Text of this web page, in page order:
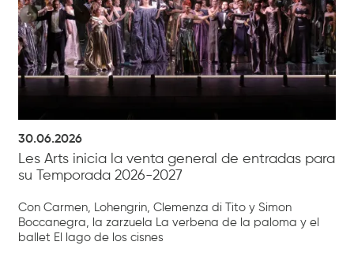
30.06.2026
Les Arts inicia la venta general de entradas para
su Temporada 2026-2027
Con Carmen, Lohengrin, Clemenza di Tito y Simon
Boccanegra, la zarzuela La verbena de la paloma y el
ballet El lago de los cisnes